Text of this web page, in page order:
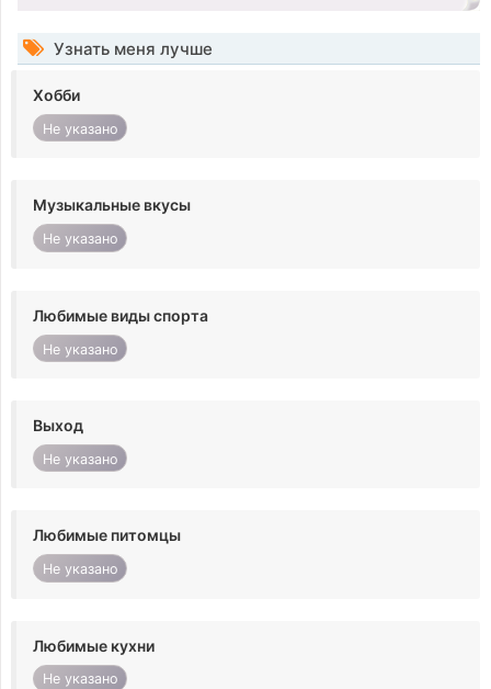
Узнать меня лучше
Хобби
Не указано
Музыкальные вкусы
Не указано
Любимые виды спорта
Не указано
Выход
Не указано
Любимые питомцы
Не указано
Любимые кухни
Не указано